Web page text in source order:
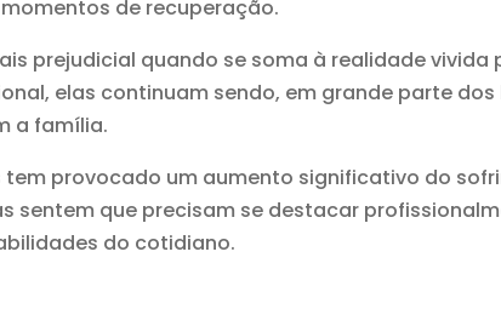
de recuperação.
prejudicial quando se soma à realidade vivida
elas continuam sendo, em grande parte
a família.
tem provocado um aumento significativo do
sentem que precisam se destacar
do cotidiano.